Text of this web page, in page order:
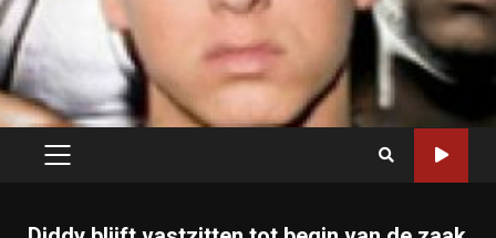
PRIMARY